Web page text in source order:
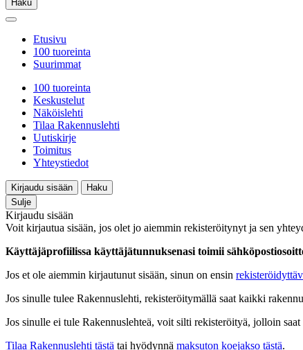
Haku
Etusivu
100 tuoreinta
Suurimmat
100 tuoreinta
Keskustelut
Näköislehti
Tilaa Rakennuslehti
Uutiskirje
Toimitus
Yhteystiedot
Kirjaudu sisään
Haku
Sulje
Kirjaudu sisään
Voit kirjautua sisään, jos olet jo aiemmin rekisteröitynyt ja sen
Käyttäjäprofiilissa käyttäjätunnuksenasi toimii
Jos et ole aiemmin kirjautunut sisään, sinun on ensin
Jos sinulle tulee Rakennuslehti, rekisteröitymällä saat kaikki
Jos sinulle ei tule Rakennuslehteä, voit silti rekisteröityä, jolloin
Tilaa Rakennuslehti tästä tai hyödynnä maksuton koejakso tästä.